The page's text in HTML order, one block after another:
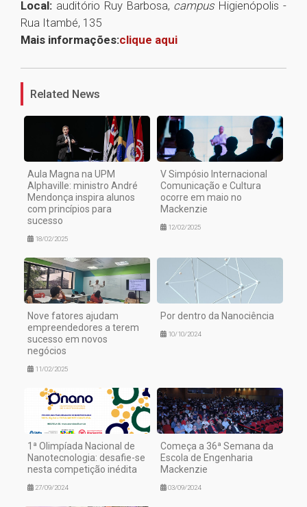
Local: auditório Ruy Barbosa, campus Higienópolis -
Rua Itambé, 135
Mais informações:clique aqui
1
Related News
Aula Magna na UPM
Alphaville: ministro André
Mendonça inspira alunos
com princípios para
sucesso
18/02/2025
V Simpósio Internacional
Comunicação e Cultura
ocorre em maio no
Mackenzie
12/02/2025
Nove fatores ajudam
empreendedores a terem
sucesso em novos
negócios
11/02/2025
Por dentro da Nanociência
10/10/2024
1ª Olimpíada Nacional de
Nanotecnologia: desafie-se
nesta competição inédita
27/09/2024
Começa a 36ª Semana da
Escola de Engenharia
Mackenzie
03/09/2024